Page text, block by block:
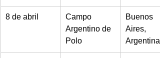
​8 de abril
​Campo
Argentino de
Polo
​Buenos
Aires,
Argentina